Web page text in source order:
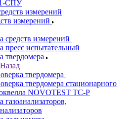
СПУ
измерений
измерений
средств измерений
пресс испытательный
твердомера
Назад
твердомера
твердомера стационарного
NOVOTEST TС-Р
газоанализаторов,